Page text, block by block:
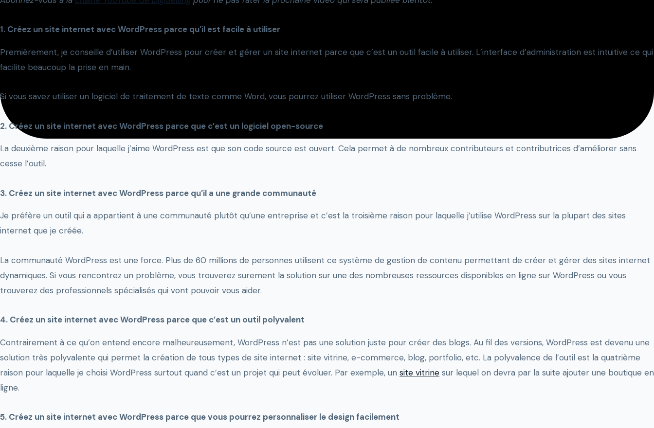
1. Créez un site internet avec WordPress parce qu’il est facile à utiliser
Premièrement, je conseille d’utiliser WordPress pour créer et gérer un site internet parce que c’est un outil facile à utiliser. L’interface d’administration est intuitive ce qui
facilite beaucoup la prise en main.
Si vous savez utiliser un logiciel de traitement de texte comme Word, vous pourrez utiliser WordPress sans problème.
2. Créez un site internet avec WordPress parce que c’est un logiciel open-source
La deuxième raison pour laquelle j’aime WordPress est que son code source est ouvert. Cela permet à de nombreux contributeurs et contributrices d’améliorer sans
cesse l’outil.
3. Créez un site internet avec WordPress parce qu’il a une grande communauté
Je préfère un outil qui a appartient à une communauté plutôt qu’une entreprise et c’est la troisième raison pour laquelle j’utilise WordPress sur la plupart des sites
internet que je créée.
La communauté WordPress est une force. Plus de 60 millions de personnes utilisent ce système de gestion de contenu permettant de créer et gérer des sites internet
dynamiques. Si vous rencontrez un problème, vous trouverez surement la solution sur une des nombreuses ressources disponibles en ligne sur WordPress ou vous
trouverez des professionnels spécialisés qui vont pouvoir vous aider.
4. Créez un site internet avec WordPress parce que c’est un outil polyvalent
Contrairement à ce qu’on entend encore malheureusement, WordPress n’est pas une solution juste pour créer des blogs. Au fil des versions, WordPress est devenu une
solution très polyvalente qui permet la création de tous types de site internet : site vitrine, e-commerce, blog, portfolio, etc. La polyvalence de l’outil est la quatrième
raison pour laquelle je choisi WordPress surtout quand c’est un projet qui peut évoluer. Par exemple, un site vitrine sur lequel on devra par la suite ajouter une boutique en
ligne.
5. Créez un site internet avec WordPress parce que vous pourrez personnaliser le design facilement